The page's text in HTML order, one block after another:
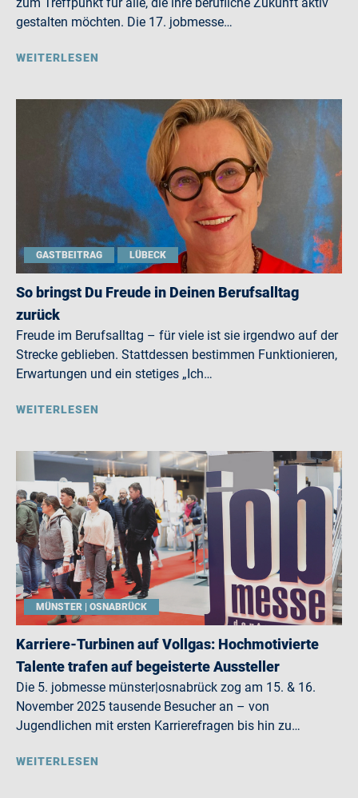
gestalten möchten. Die 17. jobmesse…
WEITERLESEN
GASTBEITRAG LÜBECK
So bringst Du Freude in Deinen Berufsalltag
zurück
Freude im Berufsalltag – für viele ist sie irgendwo auf der
Strecke geblieben. Stattdessen bestimmen Funktionieren,
Erwartungen und ein stetiges „Ich…
WEITERLESEN
MÜNSTER | OSNABRÜCK
Karriere-Turbinen auf Vollgas: Hochmotivierte
Talente trafen auf begeisterte Aussteller
Die 5. jobmesse münster|osnabrück zog am 15. & 16.
November 2025 tausende Besucher an – von
Jugendlichen mit ersten Karrierefragen bis hin zu…
WEITERLESEN